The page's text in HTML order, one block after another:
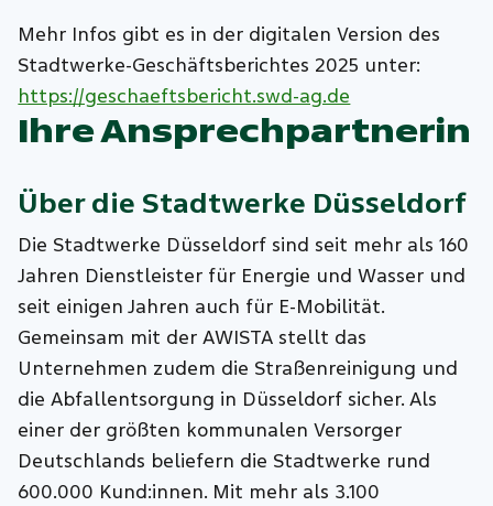
Mehr Infos gibt es in der digitalen Version des
Stadtwerke-Geschäftsberichtes 2025 unter:
https://geschaeftsbericht.swd-ag.de
Ihre Ansprechpartnerin
Über die Stadtwerke Düsseldorf
Die Stadtwerke Düsseldorf sind seit mehr als 160
Jahren Dienstleister für Energie und Wasser und
seit einigen Jahren auch für E-Mobilität.
Gemeinsam mit der AWISTA stellt das
Unternehmen zudem die Straßenreinigung und
die Abfallentsorgung in Düsseldorf sicher. Als
einer der größten kommunalen Versorger
Deutschlands beliefern die Stadtwerke rund
600.000 Kund:innen. Mit mehr als 3.100